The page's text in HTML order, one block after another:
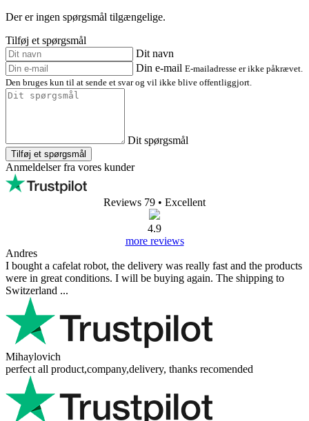
Der er ingen spørgsmål tilgængelige.
Tilføj et spørgsmål
Dit navn
Din e-mail E-mailadresse er ikke påkrævet.
Den bruges kun til at sende et svar og vil ikke blive offentliggjort.
Dit spørgsmål
Tilføj et spørgsmål
Anmeldelser fra vores kunder
Reviews 79 • Excellent
4.9
more reviews
Andres
I bought a cafelat robot, the delivery was really fast and the products
were in great conditions. I will be buying again. The shipping to
Switzerland ...
Mihaylovich
perfect all product,company,delivery, thanks recomended